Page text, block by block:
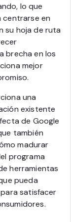
lo que
centrarse en
su hoja de ruta
brecha en los
mejor
una
existente
de Google
también
madurar
programa
herramientas
pueda
satisfacer